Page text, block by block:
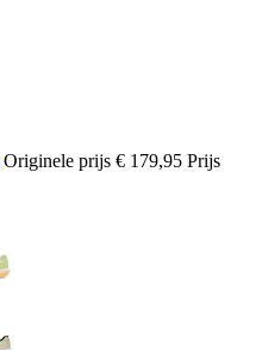
Originele prijs € 179,95 Prijs